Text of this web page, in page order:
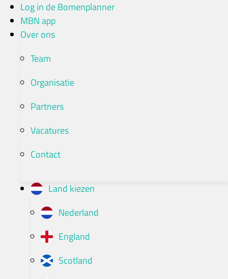
naar
Log in de Bomenplanner
MBN app
Over ons
Team
Organisatie
Partners
Vacatures
Contact
Land kiezen
Nederland
England
Scotland